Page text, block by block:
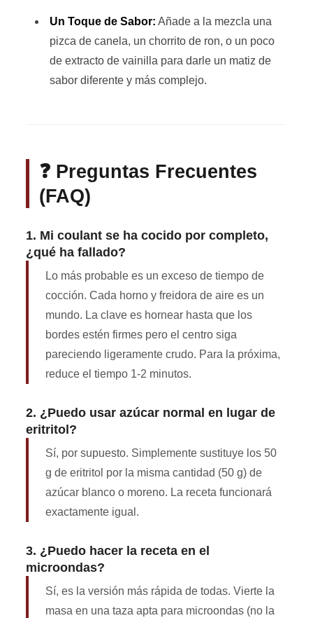
Un Toque de Sabor: Añade a la mezcla una
pizca de canela, un chorrito de ron, o un poco
de extracto de vainilla para darle un matiz de
sabor diferente y más complejo.
❓ Preguntas Frecuentes
(FAQ)
1. Mi coulant se ha cocido por completo,
¿qué ha fallado?
Lo más probable es un exceso de tiempo de
cocción. Cada horno y freidora de aire es un
mundo. La clave es hornear hasta que los
bordes estén firmes pero el centro siga
pareciendo ligeramente crudo. Para la próxima,
reduce el tiempo 1-2 minutos.
2. ¿Puedo usar azúcar normal en lugar de
eritritol?
Sí, por supuesto. Simplemente sustituye los 50
g de eritritol por la misma cantidad (50 g) de
azúcar blanco o moreno. La receta funcionará
exactamente igual.
3. ¿Puedo hacer la receta en el
microondas?
Sí, es la versión más rápida de todas. Vierte la
masa en una taza apta para microondas (no la